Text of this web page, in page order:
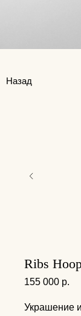
Назад
Ribs
155 000 р.
Украшение